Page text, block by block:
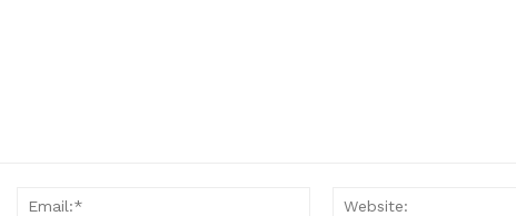
Name:*
Email:*